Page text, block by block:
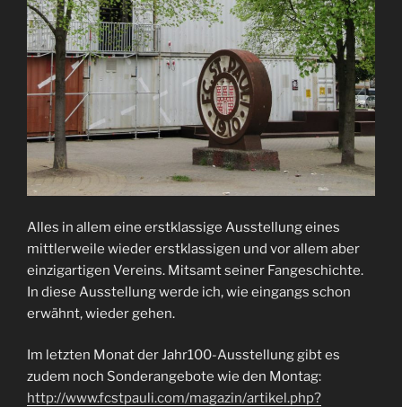
Alles in allem eine erstklassige Ausstellung eines
mittlerweile wieder erstklassigen und vor allem aber
einzigartigen Vereins. Mitsamt seiner Fangeschichte.
In diese Ausstellung werde ich, wie eingangs schon
erwähnt, wieder gehen.
Im letzten Monat der Jahr100-Ausstellung gibt es
zudem noch Sonderangebote wie den Montag:
http://www.fcstpauli.com/magazin/artikel.php?